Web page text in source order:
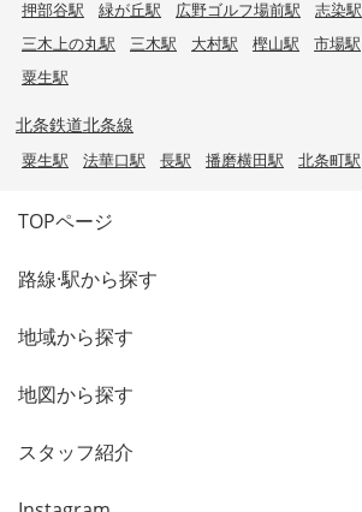
押部谷駅 緑が丘駅 広野ゴルフ場前駅 志染駅
三木上の丸駅
三木駅 大村駅 樫山駅 市場駅
粟生駅
北条鉄道北条線
粟生駅 法華口駅 長駅 播磨横田駅 北条町駅
TOPページ
路線·駅から探す
地域から探す
地図から探す
スタッフ紹介